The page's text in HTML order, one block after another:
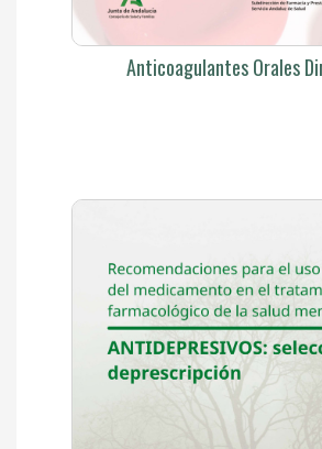
Anticoagulantes Orales